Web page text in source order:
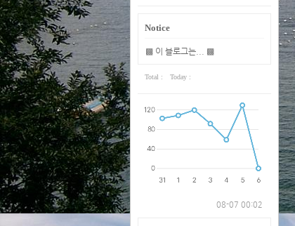
Notice
▩ 이 블로그는... ▩
Total : Today :
08-07 00:02